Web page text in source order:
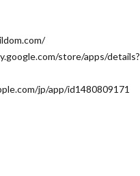
store/apps/details?
jp/app/id1480809171